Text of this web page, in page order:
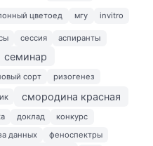
цветоед мгу invitro
сессия аспиранты
семинар
сорт ризогенез
смородина красная
доклад
конкурс
данных
феноспектры